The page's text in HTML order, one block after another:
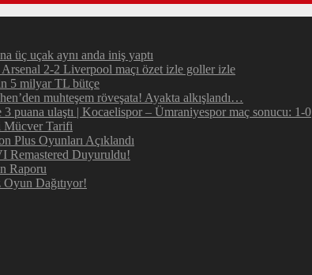
üç uçak aynı anda iniş yaptı
2-2 Liverpool maçı özet izle goller izle
5 milyar TL bütçe
muhteşem röveşata! Ayakta alkışlandı…
puana ulaştı | Kocaelispor – Ümraniyespor maç sonucu: 1-0
Mücver Tarifi
Plus Oyunları Açıklandı
Remastered Duyuruldu!
Raporu
Dağıtıyor!